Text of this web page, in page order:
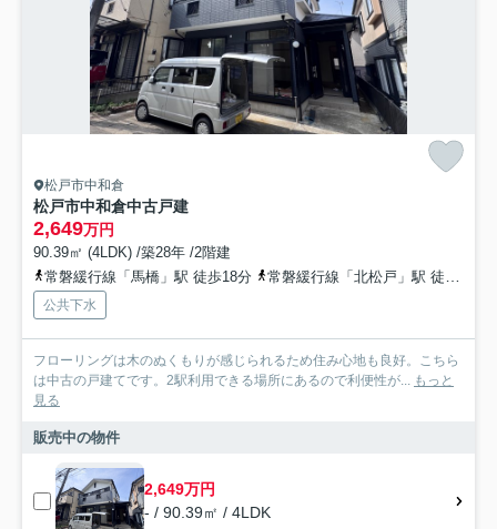
松戸市中和倉
松戸市中和倉中古戸建
2,649万円
90.39㎡ (4LDK) /築28年 /2階建
常磐緩行線「馬橋」駅 徒歩18分
常磐緩行線「北松戸」駅 徒歩23分
公共下水
フローリングは木のぬくもりが感じられるため住み心地も良好。こちら
は中古の戸建てです。2駅利用できる場所にあるので利便性が... もっと
見る
販売中の物件
2,649万円
- / 90.39㎡ / 4LDK